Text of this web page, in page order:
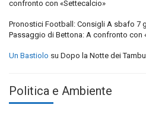
confronto con «Settecalcio»
Pronostici Football: Consigli A sbafo 7
Passaggio di Bettona: A confronto con
Un Bastiolo su Dopo la Notte dei
Politica e Ambiente